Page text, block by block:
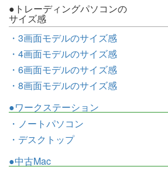
●トレーディングパソコンの
サイズ感
・3画面モデルのサイズ感
・4画面モデルのサイズ感
・6画面モデルのサイズ感
・8画面モデルのサイズ感
●ワークステーション
・ノートパソコン
・デスクトップ
●中古Mac